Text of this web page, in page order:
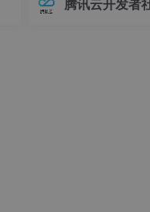
中，连接器版本管理
腾讯云开发者